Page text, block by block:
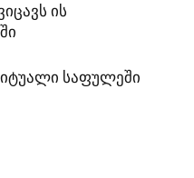
ის
საფულეში